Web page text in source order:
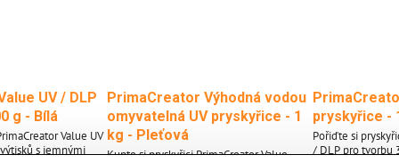
UV / DLP
g - Bílá
Value UV
s jemnými
PrimaCreator Výhodná vodou
omyvatelná UV pryskyřice - 1
kg - Pleťová
Kupte si pryskyřici PrimaCreator Value
pryskyřice -
Pořiďte si
/ DLP pro tvorbu